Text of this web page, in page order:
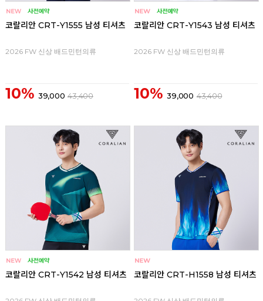
코랄리안 CRT-Y1555 남성 티셔츠
2026 FW 신상 배드민턴의류
10% 39,000 43,400
코랄리안 CRT-Y1543 남성 티셔츠
2026 FW 신상 배드민턴의류
10% 39,000 43,400
코랄리안 CRT-Y1542 남성 티셔츠 코랄리안 CRT-H1558 남성 티셔츠